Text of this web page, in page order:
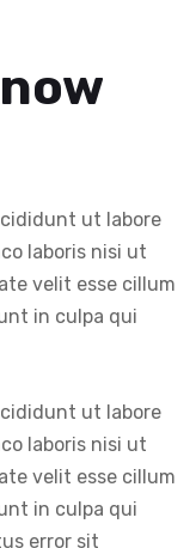
ut labore
laboris nisi ut
velit esse cillum
in culpa qui
ut labore
laboris nisi ut
velit esse cillum
in culpa qui
error sit